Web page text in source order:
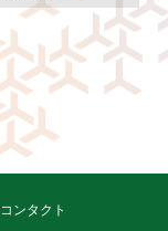
コンタクト